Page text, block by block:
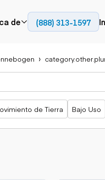
Pavimentación
Adoquines
Recuperadores de
carreteras
de
(888) 313-1597
de Tierra Bajo Uso